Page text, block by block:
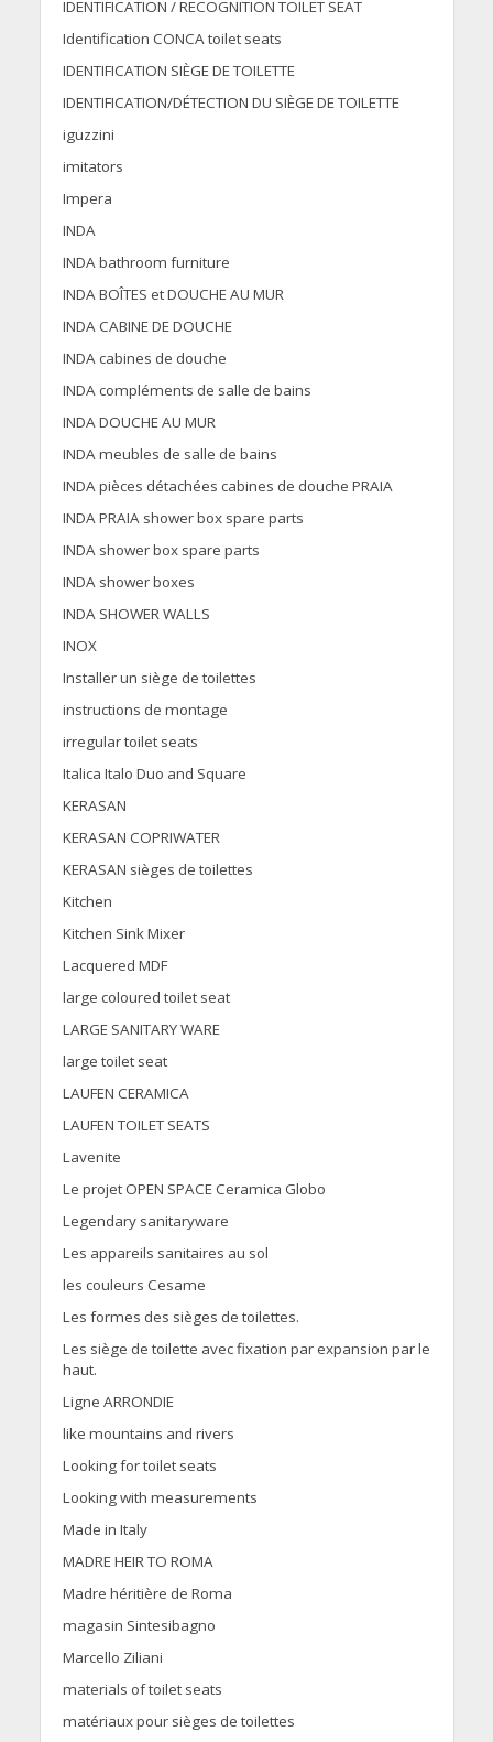
IDENTIFICATION / RECOGNITION TOILET SEAT
Identification CONCA toilet seats
IDENTIFICATION SIÈGE DE TOILETTE
IDENTIFICATION/DÉTECTION DU SIÈGE DE TOILETTE
iguzzini
imitators
Impera
INDA
INDA bathroom furniture
INDA BOÎTES et DOUCHE AU MUR
INDA CABINE DE DOUCHE
INDA cabines de douche
INDA compléments de salle de bains
INDA DOUCHE AU MUR
INDA meubles de salle de bains
INDA pièces détachées cabines de douche PRAIA
INDA PRAIA shower box spare parts
INDA shower box spare parts
INDA shower boxes
INDA SHOWER WALLS
INOX
Installer un siège de toilettes
instructions de montage
irregular toilet seats
Italica Italo Duo and Square
KERASAN
KERASAN COPRIWATER
KERASAN sièges de toilettes
Kitchen
Kitchen Sink Mixer
Lacquered MDF
large coloured toilet seat
LARGE SANITARY WARE
large toilet seat
LAUFEN CERAMICA
LAUFEN TOILET SEATS
Lavenite
Le projet OPEN SPACE Ceramica Globo
Legendary sanitaryware
Les appareils sanitaires au sol
les couleurs Cesame
Les formes des sièges de toilettes.
Les siège de toilette avec fixation par expansion par le
haut.
Ligne ARRONDIE
like mountains and rivers
Looking for toilet seats
Looking with measurements
Made in Italy
MADRE HEIR TO ROMA
Madre héritière de Roma
magasin Sintesibagno
Marcello Ziliani
materials of toilet seats
matériaux pour sièges de toilettes